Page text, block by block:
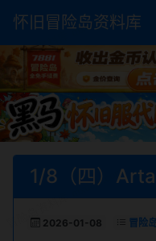
怀旧冒险岛资料库
1/8（四）
2026-01-08 冒险